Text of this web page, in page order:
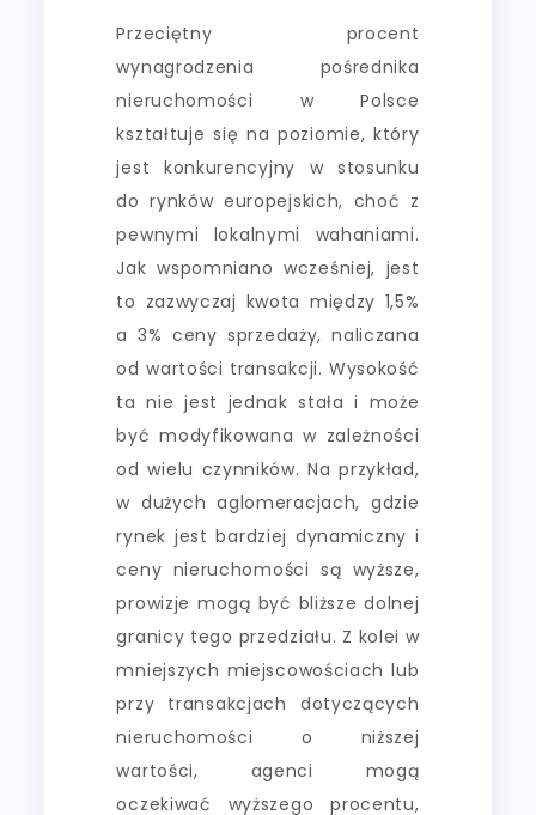
Przeciętny procent
wynagrodzenia pośrednika
nieruchomości w Polsce
kształtuje się na poziomie, który
jest konkurencyjny w stosunku
do rynków europejskich, choć z
pewnymi lokalnymi wahaniami.
Jak wspomniano wcześniej, jest
to zazwyczaj kwota między 1,5%
a 3% ceny sprzedaży, naliczana
od wartości transakcji. Wysokość
ta nie jest jednak stała i może
być modyfikowana w zależności
od wielu czynników. Na przykład,
w dużych aglomeracjach, gdzie
rynek jest bardziej dynamiczny i
ceny nieruchomości są wyższe,
prowizje mogą być bliższe dolnej
granicy tego przedziału. Z kolei w
mniejszych miejscowościach lub
przy transakcjach dotyczących
nieruchomości o niższej
wartości, agenci mogą
oczekiwać wyższego procentu,